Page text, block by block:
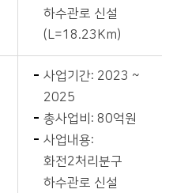
하수관로 신설
(L=18.23Km)
사업기간: 2023 ~
2025
총사업비: 80억원
사업내용:
화전2처리분구
하수관로 신설